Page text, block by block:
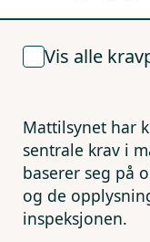
Vis alle
Mattilsynet har
sentrale krav i
baserer seg på
og de
inspeksjonen.